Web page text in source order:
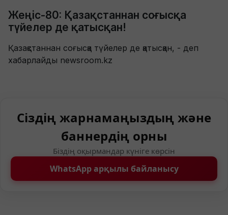
Жеңіс-80: Қазақстаннан соғысқа
түйелер де қатысқан!
Қазақстаннан соғысқа түйелер де қатысқан, - деп
хабарлайды newsroom.kz
Сіздің жарнамаңыздың және
баннердің орны
Біздің оқырмандар күніге көрсін
WhatsApp арқылы байланысу